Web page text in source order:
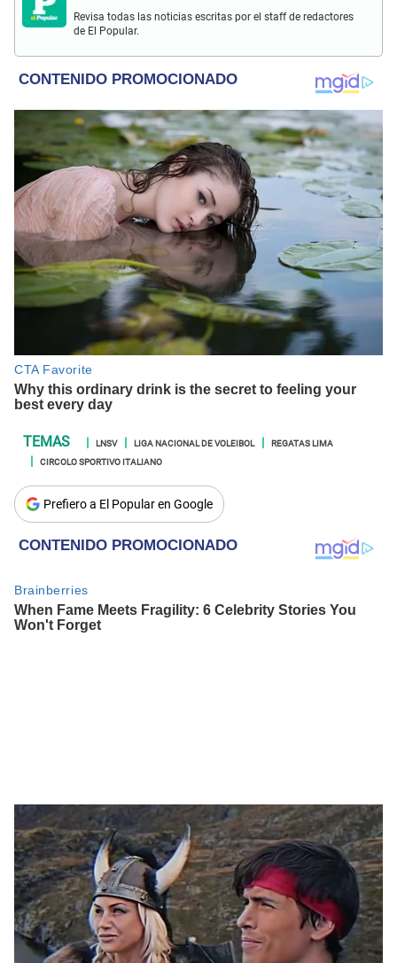
Revisa todas las noticias escritas por el staff de redactores
de El Popular.
LNSV LIGA NACIONAL DE VOLEIBOL
REGATAS LIMA
CIRCOLO SPORTIVO ITALIANO
Prefiero a El Popular en Google